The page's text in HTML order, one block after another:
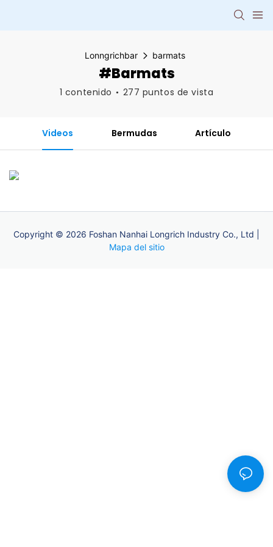
Lonngrichbar barmats
#barmats
1 contenido 277 puntos de vista
Videos Bermudas Artículo
Copyright © 2026 Foshan Nanhai Longrich Industry Co., Ltd |
Mapa del sitio